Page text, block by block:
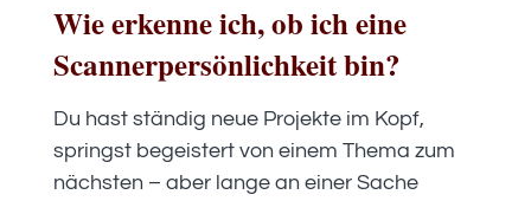
Wie erkenne ich, ob ich eine
Scannerpersönlichkeit bin?
Du hast ständig neue Projekte im Kopf,
springst begeistert von einem Thema zum
nächsten – aber lange an einer Sache